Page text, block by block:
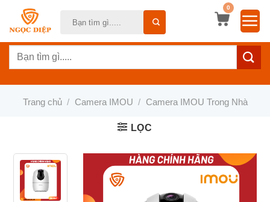
dung
0
Tìm
Trang chủ / Camera IMOU / Camera IMOU Trong Nhà
LỌC